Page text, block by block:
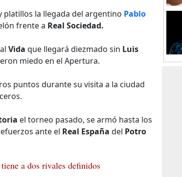
platillos la llegada del argentino Pablo
frente a Real Sociedad.
Vida que llegará diezmado sin Luis
miedo en el Apertura.
puntos durante su visita a la ciudad
el torneo pasado, se armó hasta los
ante el Real España del Potro
a dos rivales definidos